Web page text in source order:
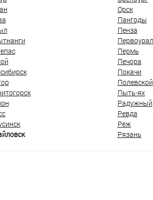
Орск
Пангоды
Пенза
Пермь
Печора
Покачи
Полевской
Пыть-ях
Радужный
Ревда
Реж
Рязань